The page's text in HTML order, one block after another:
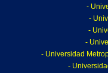
-
-
-
-
- Universidad
-